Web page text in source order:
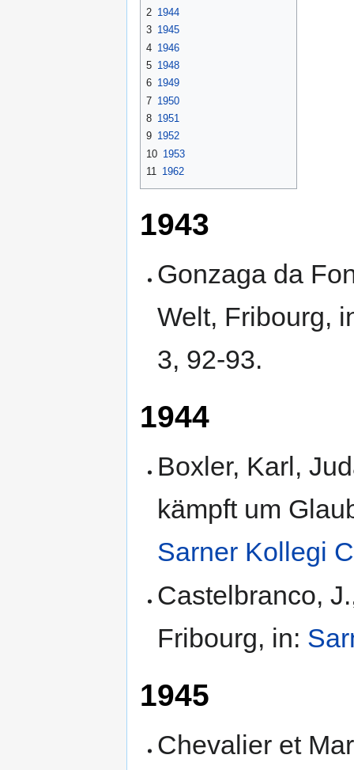
2 1944
3 1945
4 1946
5 1948
6 1949
7 1950
8 1951
9 1952
10 1953
11
1962
1943
Gonzaga da
Welt, Fribourg,
3, 92-93.
1944
Boxler, Karl,
kämpft um
Sarner Kollegi
Castelbranco,
Fribourg, in:
1945
Chevalier et